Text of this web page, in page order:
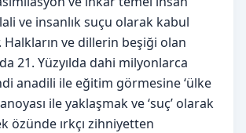
ve insanlık suçu olarak kabul
ve dillerin beşiği olan
21. Yüzyılda dahi milyonlarca
anadili ile eğitim görmesine ‘ülke
ile yaklaşmak ve ‘suç’ olarak
özünde ırkçı zihniyetten